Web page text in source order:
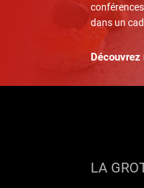
dans un
LA